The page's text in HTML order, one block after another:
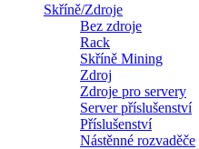
Skříně/Zdroje
Bez zdroje
Rack
Skříně Mining
Zdroj
Zdroje pro servery
Server příslušenství
Příslušenství
Nástěnné rozvaděče